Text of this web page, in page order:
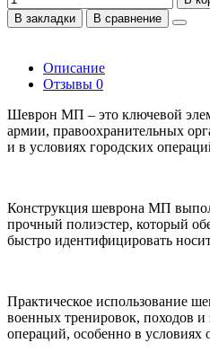
В закладки
В сравнение
Описание
Отзывы 0
Шеврон МП – это ключевой
армии, правоохранительных
и в условиях городских
Конструкция шеврона МП
прочный полиэстер, который
быстро идентифицировать
Практическое использование
военных тренировок, походов
операций, особенно в